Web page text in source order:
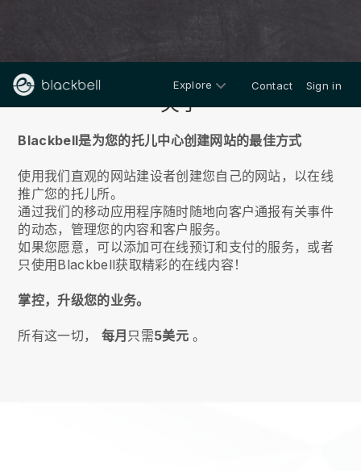
Explore Contact Sign in
关于
Blackbell是为您的托儿中心创建网站的最佳方式
使用我们直观的网站建设者创建您自己的网站，以在线
推广您的托儿所。
通过我们的移动应用程序随时随地向客户通报有关事件
的动态，管理您的内容和客户服务。
如果您愿意，可以添加可在线预订和支付的服务，或者
只使用Blackbell获取精彩的在线内容！
掌控，升级您的业务。
所有这一切， 每月 只需5美元。